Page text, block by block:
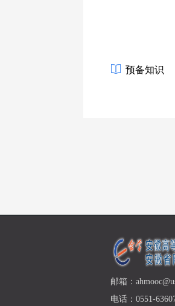
预备知识
邮箱：
电话：0551-